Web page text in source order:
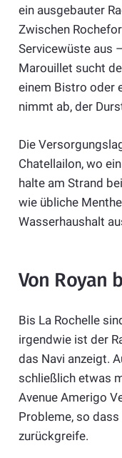
ein ausgebauter
Zwischen
Servicewüste aus
Marouillet sucht
einem Bistro oder
nimmt ab, der
Die
Chatellailon, wo
halte am Strand
wie übliche
Wasserhaushalt
Von Royan
Bis La Rochelle
irgendwie ist der
das Navi anzeigt.
schließlich etwas
Avenue Amerigo
Probleme, so
zurückgreife.